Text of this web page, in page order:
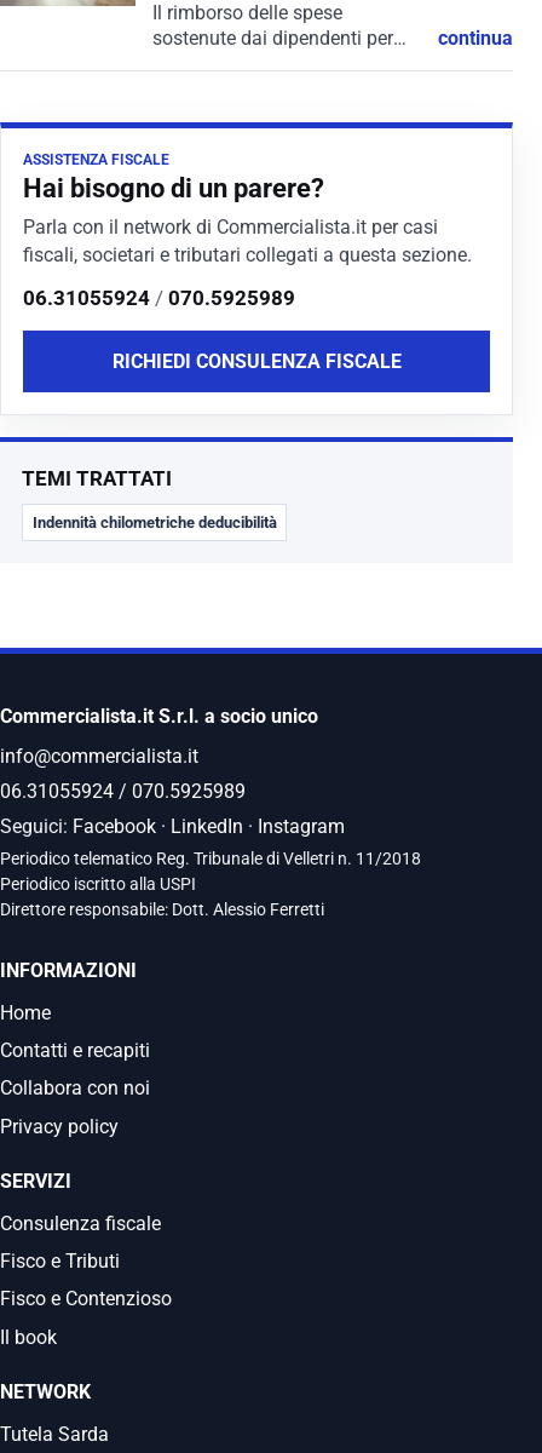
Il rimborso delle spese
sostenute dai dipendenti per
deducibilità di tali rimborsi è
essenziale per...
continua
ASSISTENZA FISCALE
Hai bisogno di un parere?
Parla con il network di Commercialista.it per casi
fiscali, societari e tributari collegati a questa sezione.
06.31055924 / 070.5925989
RICHIEDI CONSULENZA FISCALE
TEMI TRATTATI
Indennità chilometriche deducibilità
Commercialista.it S.r.l. a socio unico
info@commercialista.it
06.31055924 / 070.5925989
Seguici: Facebook · LinkedIn · Instagram
Periodico telematico Reg. Tribunale di Velletri n. 11/2018
Periodico iscritto alla USPI
Direttore responsabile: Dott. Alessio Ferretti
INFORMAZIONI
Home
Contatti e recapiti
Collabora con noi
Privacy policy
SERVIZI
Consulenza fiscale
Fisco e Tributi
Fisco e Contenzioso
Il book
NETWORK
Tutela Sarda